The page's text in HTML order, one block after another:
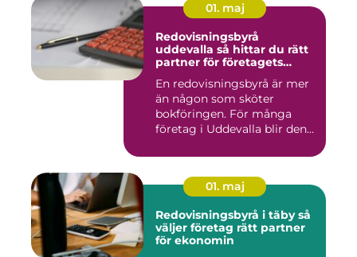
01. maj
Redovisningsbyrå
uddevalla så hittar du rätt
partner för företagets
En redovisningsbyrå är mer
än någon som sköter
bokföringen. För många
företag i Uddevalla blir den
01. maj
Redovisningsbyrå i täby så
väljer företag rätt partner
för ekonomin